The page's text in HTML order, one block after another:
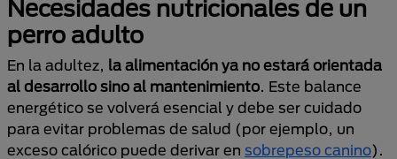
Necesidades nutricionales de un
perro adulto
En la adultez, la alimentación ya no estará orientada
al desarrollo sino al mantenimiento. Este balance
energético se volverá esencial y debe ser cuidado
para evitar problemas de salud (por ejemplo, un
exceso calórico puede derivar en sobrepeso canino).